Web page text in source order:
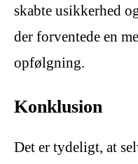
skabte usikkerhed
der forventede en
opfølgning.
Konklusion
Det er tydeligt, at